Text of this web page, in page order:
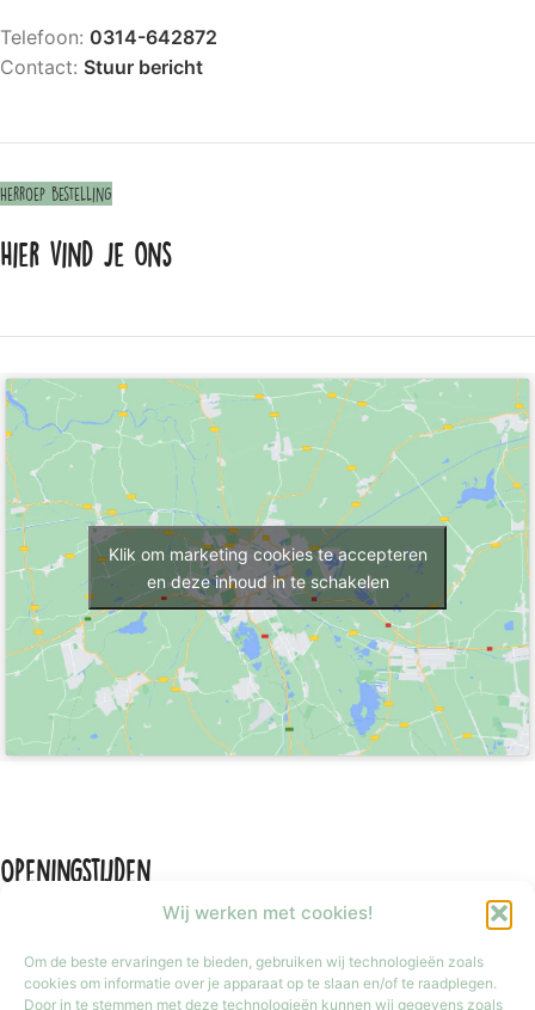
Wij werken met cookies!
Om de beste ervaringen te bieden, gebruiken wij technologieën zoals
cookies om informatie over je apparaat op te slaan en/of te raadplegen.
Door in te stemmen met deze technologieën kunnen wij gegevens zoals
Telefoon: 0314-642872
Contact: Stuur bericht
Herroep bestelling
Hier vind je ons
Klik om marketing cookies te accepteren
en deze inhoud in te schakelen
Openingstijden